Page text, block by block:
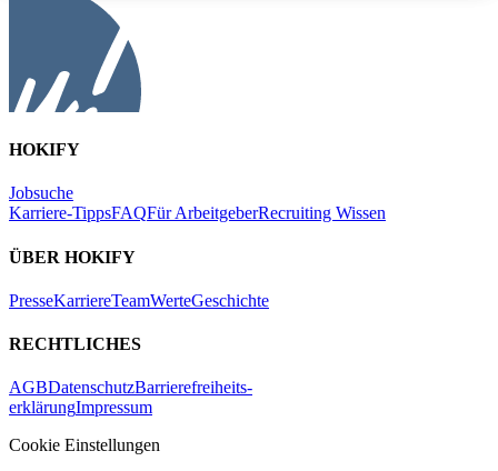
HOKIFY
Jobsuche
Karriere-TippsFAQFür ArbeitgeberRecruiting Wissen
ÜBER HOKIFY
PresseKarriereTeamWerteGeschichte
RECHTLICHES
AGBDatenschutzBarrierefreiheits-
erklärungImpressum
Cookie Einstellungen